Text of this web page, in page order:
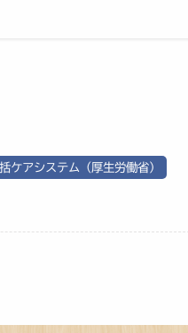
ケアシステム（厚生労働省）